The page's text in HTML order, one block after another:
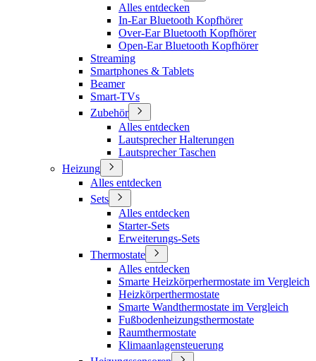
Alles entdecken
In-Ear Bluetooth Kopfhörer
Over-Ear Bluetooth Kopfhörer
Open-Ear Bluetooth Kopfhörer
Streaming
Smartphones & Tablets
Beamer
Smart-TVs
Zubehör
Alles entdecken
Lautsprecher Halterungen
Lautsprecher Taschen
Heizung
Alles entdecken
Sets
Alles entdecken
Starter-Sets
Erweiterungs-Sets
Thermostate
Alles entdecken
Smarte Heizkörperhermostate im Vergleich
Heizkörperthermostate
Smarte Wandthermostate im Vergleich
Fußbodenheizungsthermostate
Raumthermostate
Klimaanlagensteuerung